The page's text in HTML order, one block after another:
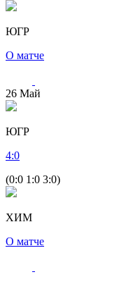
ЮГР
О матче
26 Май
ЮГР
4:0
(0:0 1:0 3:0)
ХИМ
О матче